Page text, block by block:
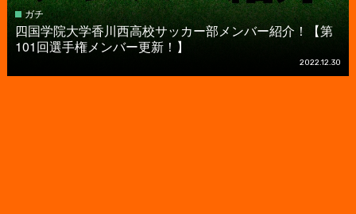
ガチ
四国学院大学香川西高校サッカー部メンバー紹介！【第
101回選手権メンバー更新！】
2022.12.30